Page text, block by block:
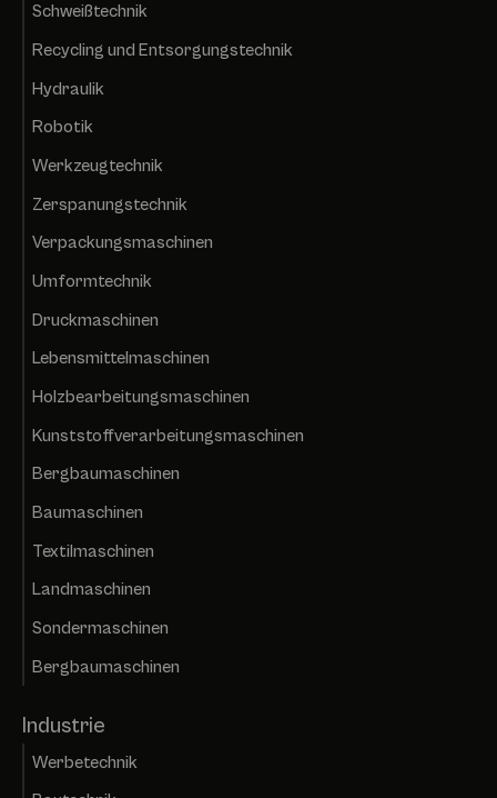
Schweißtechnik
Recycling und Entsorgungstechnik
Hydraulik
Robotik
Werkzeugtechnik
Zerspanungstechnik
Verpackungsmaschinen
Umformtechnik
Druckmaschinen
Lebensmittelmaschinen
Holzbearbeitungsmaschinen
Kunststoffverarbeitungsmaschinen
Bergbaumaschinen
Baumaschinen
Textilmaschinen
Landmaschinen
Sondermaschinen
Bergbaumaschinen
Industrie
Werbetechnik